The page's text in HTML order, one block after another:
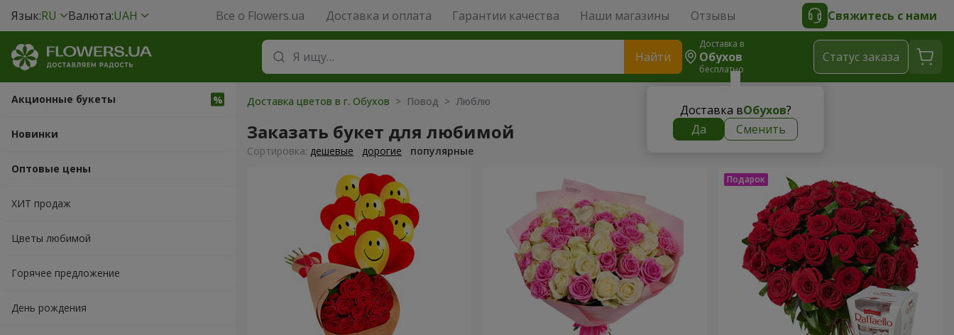
Язык:RU Валюта:UAH Все о Flowers.ua Доставка и оплата Гарантии качества Наши магазины Отзывы Свяжитесь с нами
Найти
Доставка в
Обухов
бесплатно
Доставка вОбухов?
Да
Сменить
Cтатус заказа
Акционные букеты
Новинки
Оптовые цены
ХИТ продаж
Цветы любимой
Горячее предложение
День рождения
Доставка цветов в г. Обухов > Повод > Люблю
Заказать букет для любимой
Cортировка: дешевые дорогие популярные